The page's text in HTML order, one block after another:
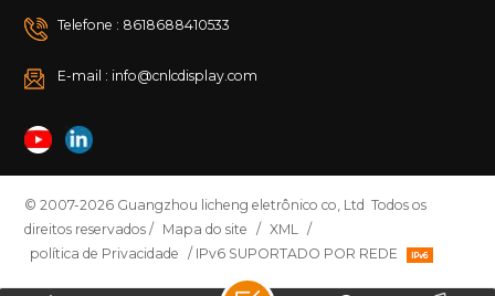
Telefone : 8618688410533
E-mail : info@cnlcdisplay.com
© 2007-2026 Guangzhou licheng eletrônico co, Ltd Todos os
direitos reservados / Mapa do site / XML /
política de Privacidade / IPv6 SUPORTADO POR REDE